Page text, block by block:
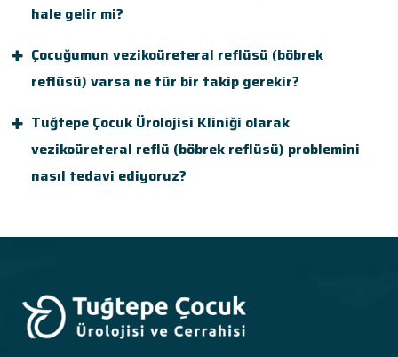
hale gelir mi?
Çocuğumun vezikoüreteral reflüsü (böbrek
reflüsü) varsa ne tür bir takip gerekir?
Tuğtepe Çocuk Ürolojisi Kliniği olarak
vezikoüreteral reflü (böbrek reflüsü) problemini
nasıl tedavi ediyoruz?